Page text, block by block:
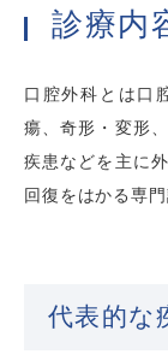
診療内
口腔外科とは口
瘍、奇形・変形
疾患などを主に
回復をはかる専門
代表的な